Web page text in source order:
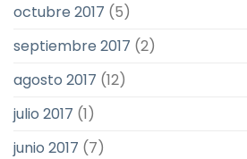
octubre 2017 (5)
septiembre 2017 (2)
agosto 2017 (12)
julio 2017 (1)
junio 2017 (7)